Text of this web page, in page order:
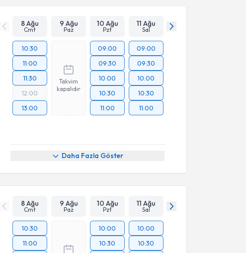
8 Ağu
Cmt
9 Ağu
Paz
10 Ağu
Pzt
11 Ağu
Sal
10:30
11:00
11:30
12:00
13:00
Takvim
kapalıdır
09:00
09:30
10:00
10:30
11:00
09:00
09:30
10:00
10:30
11:00
Daha Fazla Göster
8 Ağu
Cmt
9 Ağu
Paz
10 Ağu
Pzt
11 Ağu
Sal
10:30
11:00
10:00
10:30
10:00
10:30